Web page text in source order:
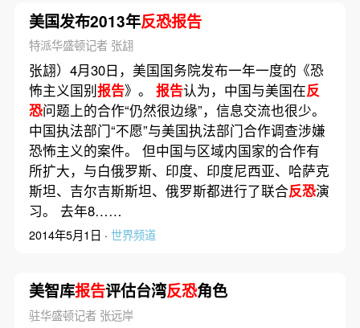
美国发布2013年反恐报告
特派华盛顿记者 张翃
张翃）4月30日，美国国务院发布一年一度的《恐
怖主义国别报告》。 报告认为，中国与美国在反
恐问题上的合作“仍然很边缘”，信息交流也很少。
中国执法部门“不愿”与美国执法部门合作调查涉嫌
恐怖主义的案件。 但中国与区域内国家的合作有
所扩大，与白俄罗斯、印度、印度尼西亚、哈萨克
斯坦、吉尔吉斯斯坦、俄罗斯都进行了联合反恐演
习。 去年8……
2014年5月1日 · 世界频道
美智库报告评估台湾反恐角色
驻华盛顿记者 张远岸